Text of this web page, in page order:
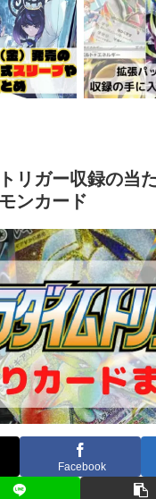
リガー収録の当
ンカード
Facebook